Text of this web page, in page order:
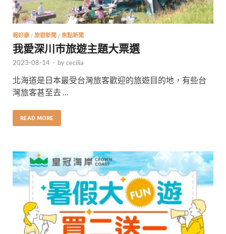
報好康 / 旅遊新聞 / 焦點新聞
我愛深川巿旅遊主題大票選
2023-08-14 - bycecilia
北海道是日本最受台灣旅客歡迎的旅遊目的地，有些台
灣旅客甚至去 …
READ MORE